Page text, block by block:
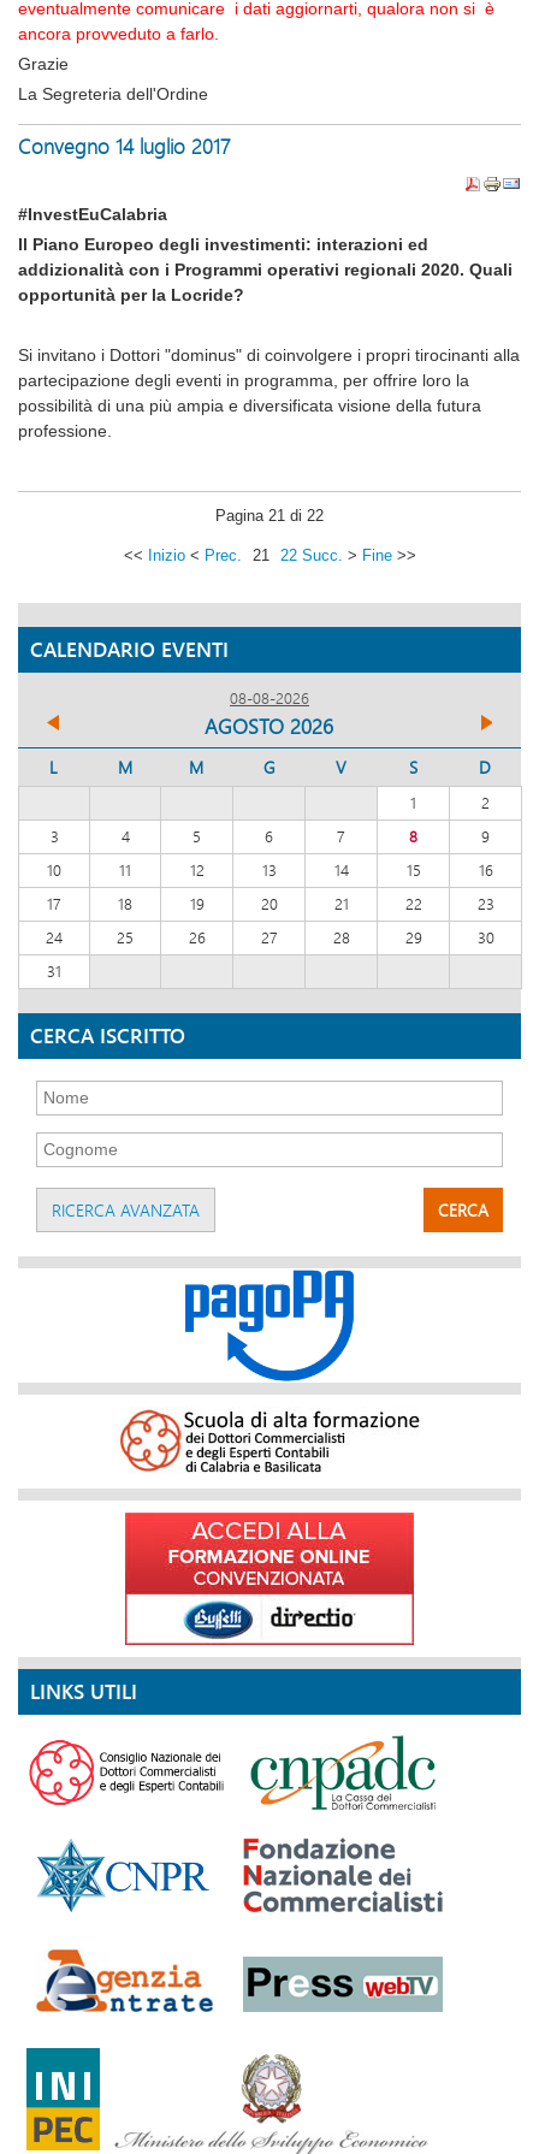
eventualmente comunicare i dati aggiornarti, qualora non si è
ancora provveduto a farlo.
Grazie
La Segreteria dell'Ordine
Convegno 14 luglio 2017
#InvestEuCalabria
Il Piano Europeo degli investimenti: interazioni ed
addizionalità con i Programmi operativi regionali 2020. Quali
opportunità per la Locride?
Si invitano i Dottori "dominus" di coinvolgere i propri tirocinanti alla
partecipazione degli eventi in programma, per offrire loro la
possibilità di una più ampia e diversificata visione della futura
professione.
Pagina 21 di 22
<< Inizio< Prec. 21 22 Succ. > Fine>>
CALENDARIO EVENTI
08-08-2026
AGOSTO 2026
L M M G V S D
1
2
3
4 5 6 7 8
9
10
11 12 13 14 15
16
17
18 19 20 21 22
23
24
25 26 27 28 29
30
31
CERCA ISCRITTO
CERCA
RICERCA AVANZATA
LINKS UTILI